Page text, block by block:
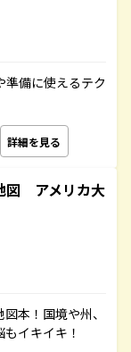
備に使えるテク
詳細を見る
図 アメリカ大
本！国境や州、
イキイキ！